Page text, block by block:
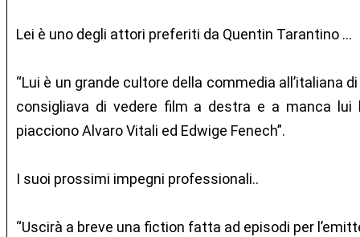
Lei è uno degli attori preferiti da Quentin Tarantino …
“Lui è un grande cultore della commedia all’italiana
consigliava di vedere film a destra e a manca
piacciono Alvaro Vitali ed Edwige Fenech”.
I suoi prossimi impegni professionali..
“Uscirà a breve una fiction fatta ad episodi per